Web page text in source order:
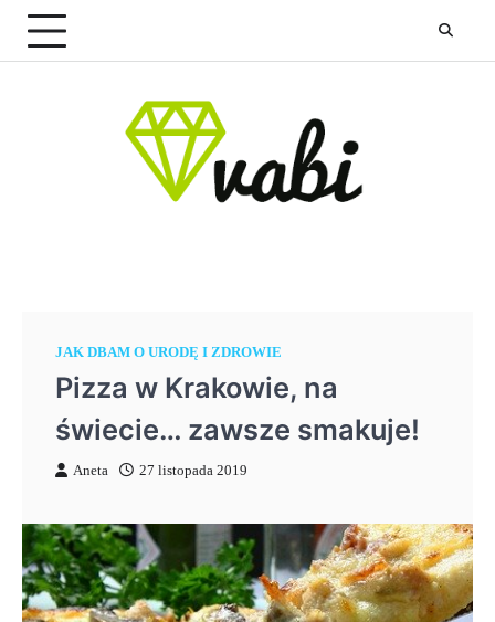
Skip
content
JAK DBAM O URODĘ I ZDROWIE
Pizza w Krakowie, na
świecie… zawsze smakuje!
Aneta 27 listopada 2019